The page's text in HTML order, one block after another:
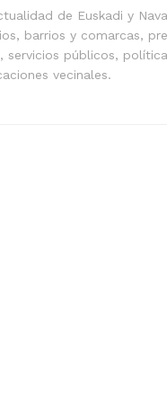
de Euskadi y
barrios y comarcas,
servicios públicos,
vecinales.